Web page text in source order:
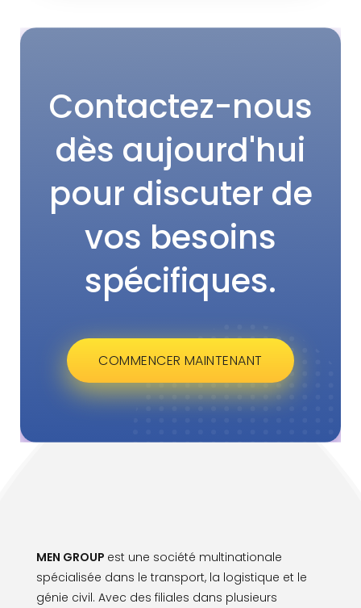
Contactez-nous
dès aujourd'hui
pour discuter de
vos besoins
spécifiques.
COMMENCER MAINTENANT
MEN GROUP est une société multinationale
spécialisée dans le transport, la logistique et le
génie civil. Avec des filiales dans plusieurs